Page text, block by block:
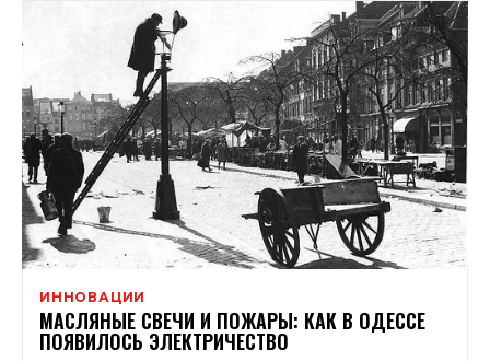
ИННОВАЦИИ
МАСЛЯНЫЕ СВЕЧИ И ПОЖАРЫ: КАК В ОДЕССЕ
ПОЯВИЛОСЬ ЭЛЕКТРИЧЕСТВО